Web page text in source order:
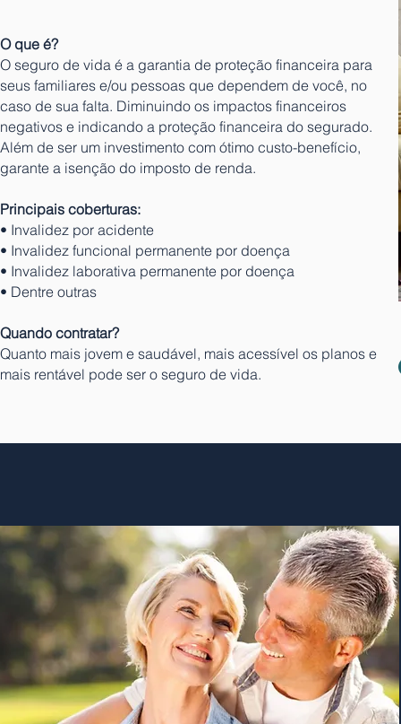
O que é?
O seguro de vida é a garantia de proteção financeira para
seus familiares e/ou pessoas que dependem de você, no
caso de sua falta. Diminuindo os impactos financeiros
negativos e indicando a proteção financeira do segurado.
Além de ser um investimento com ótimo custo-benefício,
garante a isenção do imposto de renda.
Principais coberturas:
• Invalidez por acidente
• Invalidez funcional permanente por doença
• Invalidez laborativa permanente por doença
• Dentre outras
Quando contratar?
Quanto mais jovem e saudável, mais acessível os planos e
mais rentável pode ser o seguro de vida.